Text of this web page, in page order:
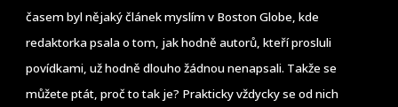
časem byl nějaký článek myslím v Boston Globe, kde
redaktorka psala o tom, jak hodně autorů, kteří prosluli
povídkami, už hodně dlouho žádnou nenapsali. Takže se
můžete ptát, proč to tak je? Prakticky vždycky se od nich